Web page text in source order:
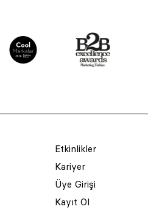
Etkinlikler
Kariyer
Üye Girişi
Kayıt Ol